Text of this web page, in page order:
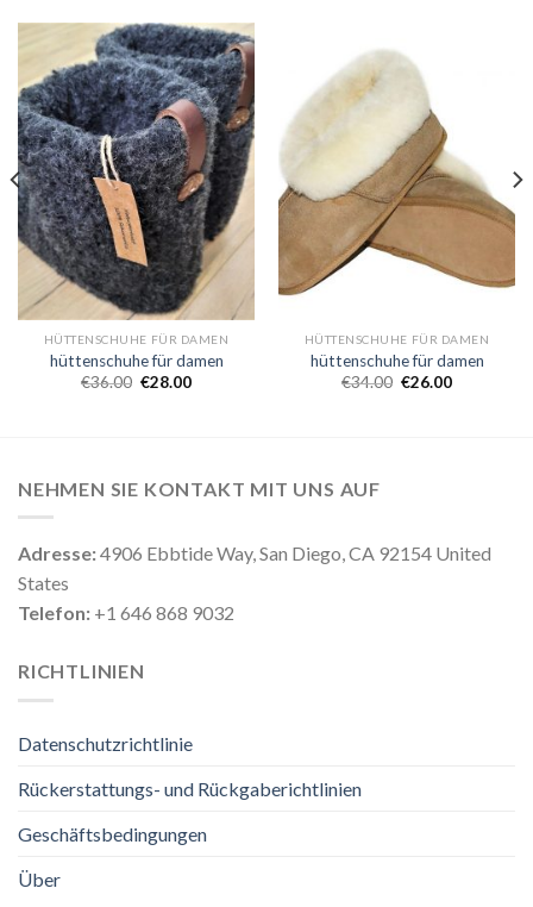
HÜTTENSCHUHE FÜR DAMEN
hüttenschuhe für damen
€36.00 €28.00
HÜTTENSCHUHE FÜR DAMEN
hüttenschuhe für damen
€34.00 €26.00
NEHMEN SIE KONTAKT MIT UNS AUF
Adresse:4906 Ebbtide Way, San Diego, CA 92154 United
States
Telefon: +1 646 868 9032
RICHTLINIEN
Datenschutzrichtlinie
Rückerstattungs- und Rückgaberichtlinien
Geschäftsbedingungen
Über